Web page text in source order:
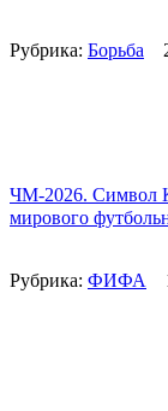
Рубрика: Борьба
ЧМ-2026. Символ
мирового
Рубрика: ФИФА